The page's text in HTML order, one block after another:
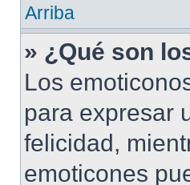
Arriba
» ¿Qué son
Los
para expresar
felicidad,
emoticones